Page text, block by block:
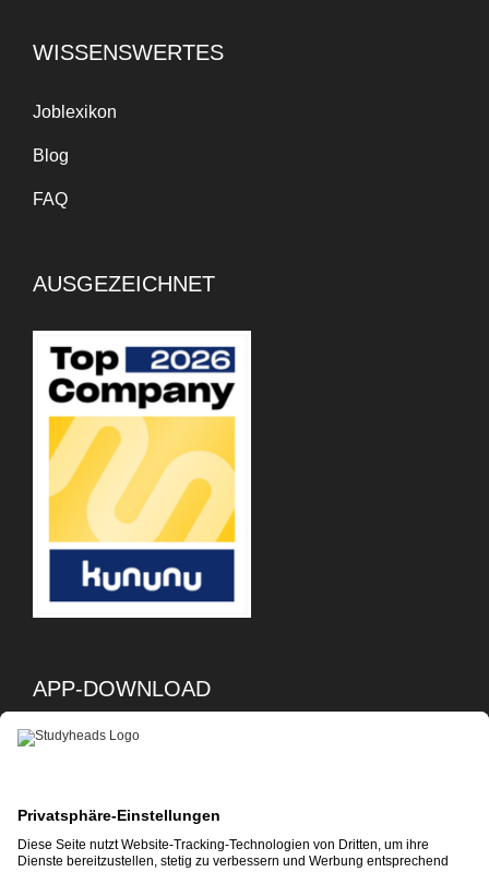
WISSENSWERTES
Joblexikon
Blog
FAQ
AUSGEZEICHNET
APP-DOWNLOAD